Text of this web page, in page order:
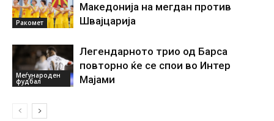
Ракомет
Македонија на мегдан против
Швајцарија
Меѓународен
фудбал
Легендарното трио од Барса
повторно ќе се спои во Интер
Мајами